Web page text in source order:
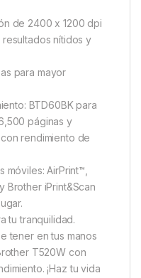
de 2400 x 1200 dpi
nítidos y
para mayor
BTD60BK para
páginas y
rendimiento de
AirPrint™,
Brother iPrint&Scan
tu tranquilidad.
tener en tus manos
T520W con
¡Haz tu vida